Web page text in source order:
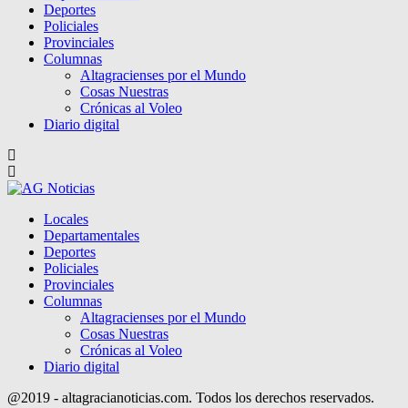
Deportes
Policiales
Provinciales
Columnas
Altagracienses por el Mundo
Cosas Nuestras
Crónicas al Voleo
Diario digital
Locales
Departamentales
Deportes
Policiales
Provinciales
Columnas
Altagracienses por el Mundo
Cosas Nuestras
Crónicas al Voleo
Diario digital
@2019 - altagracianoticias.com. Todos los derechos reservados.